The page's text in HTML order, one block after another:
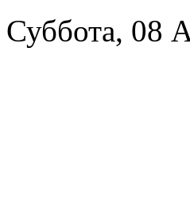
Суббота, 08